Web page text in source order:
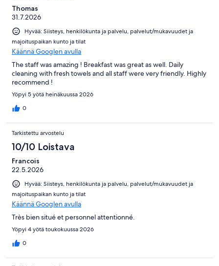
Thomas
31.7.2026
Hyvää: Siisteys, henkilökunta ja palvelu, palvelut/mukavuudet ja
majoituspaikan kunto ja tilat
Käännä Googlen avulla
The staff was amazing ! Breakfast was great as well. Daily
cleaning with fresh towels and all staff were very friendly. Highly
recommend !
Yöpyi 5 yötä heinäkuussa 2026
0
Tarkistettu arvostelu
10/10 Loistava
Francois
22.5.2026
Hyvää: Siisteys, henkilökunta ja palvelu, palvelut/mukavuudet ja
majoituspaikan kunto ja tilat
Käännä Googlen avulla
Très bien situé et personnel attentionné.
Yöpyi 4 yötä toukokuussa 2026
0